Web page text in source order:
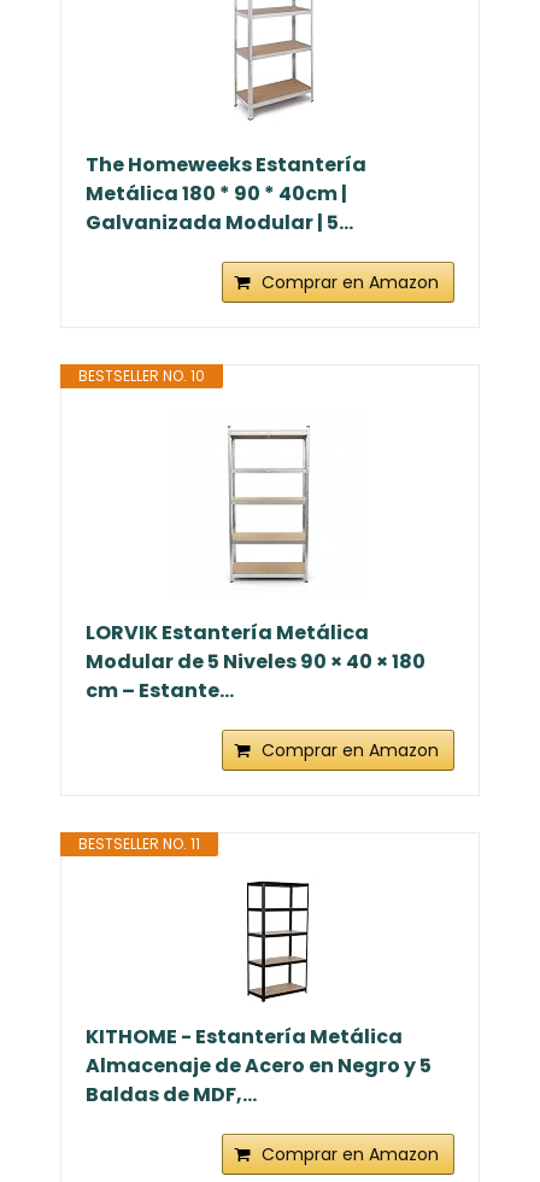
The Homeweeks Estantería
Metálica 180 * 90 * 40cm |
Galvanizada Modular | 5...
Comprar en Amazon
BESTSELLER NO. 10
LORVIK Estantería Metálica
Modular de 5 Niveles 90 × 40 × 180
cm – Estante...
Comprar en Amazon
BESTSELLER NO. 11
KITHOME - Estantería Metálica
Almacenaje de Acero en Negro y 5
Baldas de MDF,...
Comprar en Amazon